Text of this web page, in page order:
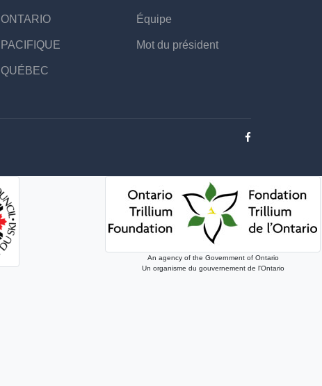
ONTARIO
PACIFIQUE
QUÉBEC
Équipe
Mot du président
An agency of the Government of Ontario
Un organisme du gouvernement de l'Ontario